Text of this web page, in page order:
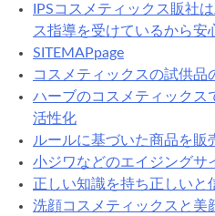
IPSコスメティックス販社
ス指導を受けているから安
SITEMAPpage
コスメティックスの試供品
ハーブのコスメティックス
活性化
ルールに基づいた商品を販
小ジワなどのエイジングサ
正しい知識を持ち正しいと
洗顔コスメティックスと美